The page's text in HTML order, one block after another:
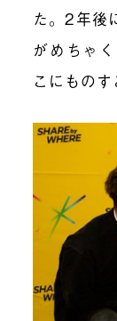
た。2年後
がめちゃ
こにものす